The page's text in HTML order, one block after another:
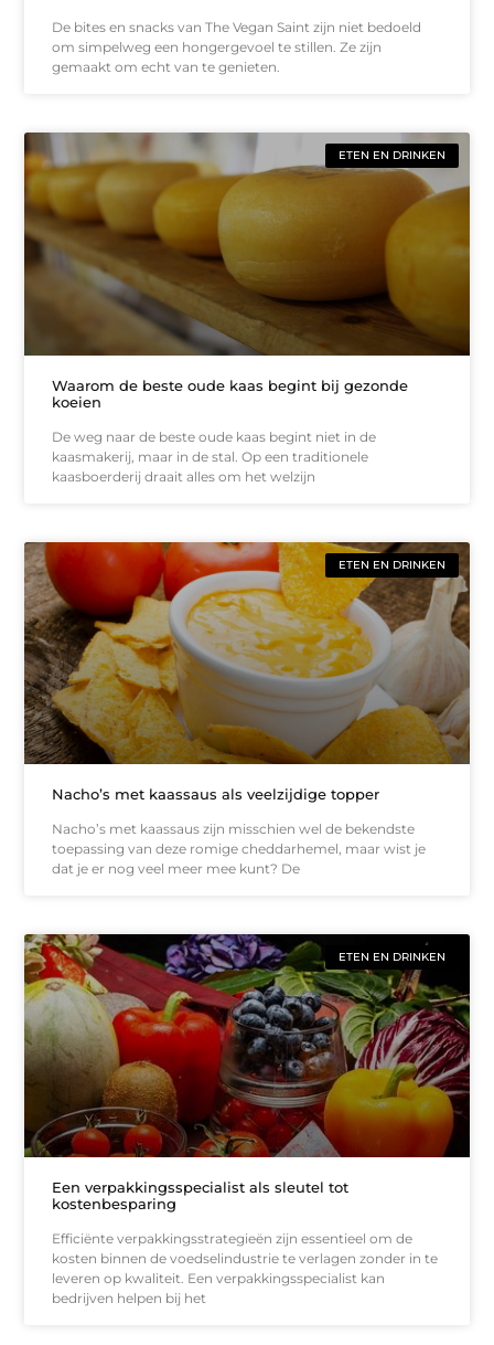
De bites en snacks van The Vegan Saint zijn niet bedoeld
om simpelweg een hongergevoel te stillen. Ze zijn
gemaakt om echt van te genieten.
ETEN EN DRINKEN
Waarom de beste oude kaas begint bij gezonde
koeien
De weg naar de beste oude kaas begint niet in de
kaasmakerij, maar in de stal. Op een traditionele
kaasboerderij draait alles om het welzijn
ETEN EN DRINKEN
Nacho’s met kaassaus als veelzijdige topper
Nacho’s met kaassaus zijn misschien wel de bekendste
toepassing van deze romige cheddarhemel, maar wist je
dat je er nog veel meer mee kunt? De
ETEN EN DRINKEN
Een verpakkingsspecialist als sleutel tot
kostenbesparing
Efficiënte verpakkingsstrategieën zijn essentieel om de
kosten binnen de voedselindustrie te verlagen zonder in te
leveren op kwaliteit. Een verpakkingsspecialist kan
bedrijven helpen bij het